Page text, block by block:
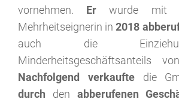
vornehmen. Er wurde mit
Mehrheitseignerin in2018
auch die
Minderheitsgeschäftsanteils
Nachfolgend verkauftedie
durch den abberufenen